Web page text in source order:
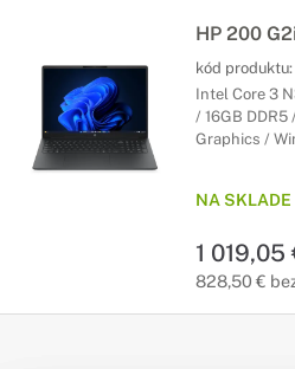
HP 200
kód produktu:
Intel Core 3
/ 16GB DDR5
Graphics /
NA SKLADE
1 019,05
828,50 €